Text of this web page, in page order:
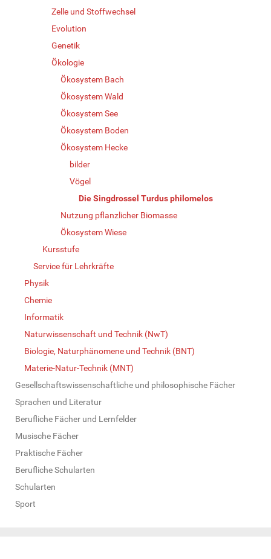
Zelle und Stoffwechsel
Evolution
Genetik
Ökologie
Ökosystem Bach
Ökosystem Wald
Ökosystem See
Ökosystem Boden
Ökosystem Hecke
bilder
Vögel
Die Singdrossel Turdus philomelos
Nutzung pflanzlicher Biomasse
Ökosystem Wiese
Kursstufe
Service für Lehrkräfte
Physik
Chemie
Informatik
Naturwissenschaft und Technik (NwT)
Biologie, Naturphänomene und Technik (BNT)
Materie-Natur-Technik (MNT)
Gesellschaftswissenschaftliche und philosophische Fächer
Sprachen und Literatur
Berufliche Fächer und Lernfelder
Musische Fächer
Praktische Fächer
Berufliche Schularten
Schularten
Sport